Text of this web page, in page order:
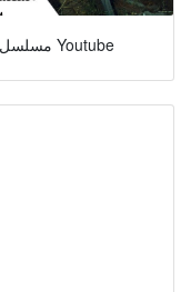
مسلسل الطبقة المخملية الحلقة 20 مترجمة Youtube